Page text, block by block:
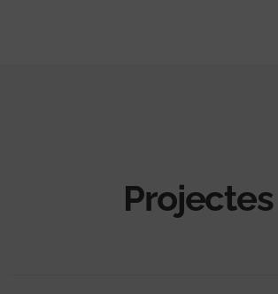
Projectes